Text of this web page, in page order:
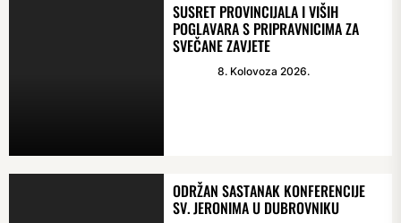
SUSRET PROVINCIJALA I VIŠIH
POGLAVARA S PRIPRAVNICIMA ZA
SVEČANE ZAVJETE
8. Kolovoza 2026.
ODRŽAN SASTANAK KONFERENCIJE
SV. JERONIMA U DUBROVNIKU